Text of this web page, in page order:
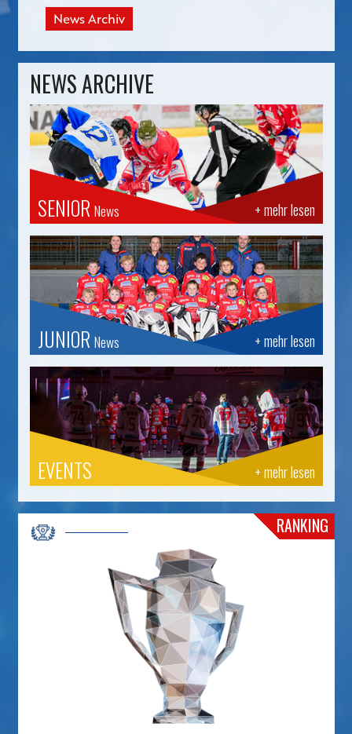
News Archiv
NEWS ARCHIVE
+ mehr lesen
SENIOR News
+ mehr lesen
JUNIOR News
+ mehr lesen
EVENTS
RANKING